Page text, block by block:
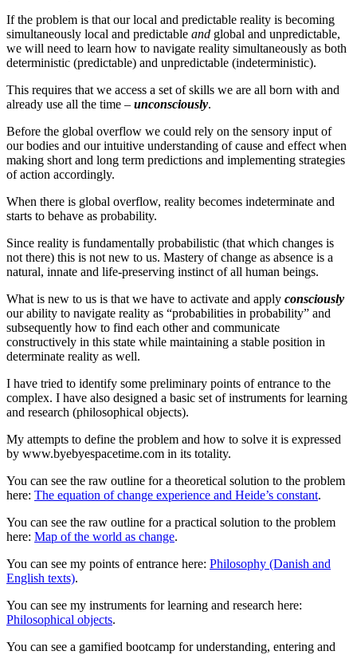
If the problem is that our local and predictable reality is becoming
simultaneously local and predictable and global and unpredictable,
we will need to learn how to navigate reality simultaneously as both
deterministic (predictable) and unpredictable (indeterministic).
This requires that we access a set of skills we are all born with and
already use all the time – unconsciously.
Before the global overflow we could rely on the sensory input of
our bodies and our intuitive understanding of cause and effect when
making short and long term predictions and implementing strategies
of action accordingly.
When there is global overflow, reality becomes indeterminate and
starts to behave as probability.
Since reality is fundamentally probabilistic (that which changes is
not there) this is not new to us. Mastery of change as absence is a
natural, innate and life-preserving instinct of all human beings.
What is new to us is that we have to activate and apply consciously
our ability to navigate reality as “probabilities in probability” and
subsequently how to find each other and communicate
constructively in this state while maintaining a stable position in
determinate reality as well.
I have tried to identify some preliminary points of entrance to the
complex. I have also designed a basic set of instruments for learning
and research (philosophical objects).
My attempts to define the problem and how to solve it is expressed
by www.byebyespacetime.com in its totality.
You can see the raw outline for a theoretical solution to the problem
here: The equation of change experience and Heide’s constant.
You can see the raw outline for a practical solution to the problem
here: Map of the world as change.
You can see my points of entrance here: Philosophy (Danish and
English texts).
You can see my instruments for learning and research here:
Philosophical objects.
You can see a gamified bootcamp for understanding, entering and